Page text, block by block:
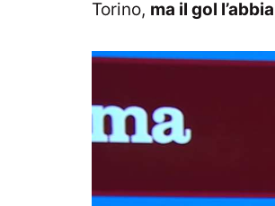
Torino, ma il gol